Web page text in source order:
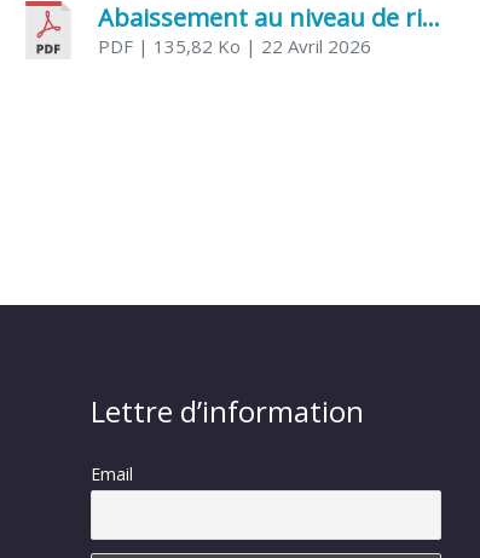
Abaissement au niveau de risque modéré de l’Influenza aviaire
PDF | 135,82 Ko | 22 Avril 2026
Lettre d’information
Email